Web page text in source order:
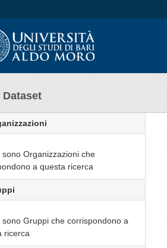
Dataset
sono Organizzazioni che
a questa ricerca
sono Gruppi che corrispondono a
ricerca